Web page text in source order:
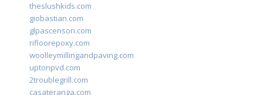
theslushkids.com
giobastian.com
glpascensori.com
rifloorepoxy.com
woolleymillingandpaving.com
uptonpvd.com
2troublegrill.com
casateranga.com